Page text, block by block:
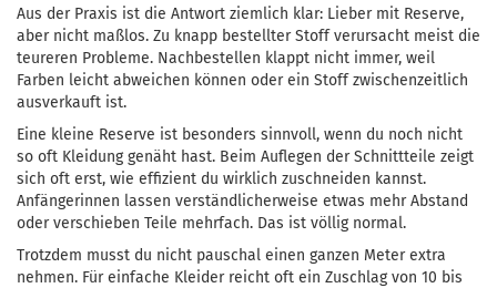
Aus der Praxis ist die Antwort ziemlich klar: Lieber mit Reserve,
aber nicht maßlos. Zu knapp bestellter Stoff verursacht meist die
teureren Probleme. Nachbestellen klappt nicht immer, weil
Farben leicht abweichen können oder ein Stoff zwischenzeitlich
ausverkauft ist.
Eine kleine Reserve ist besonders sinnvoll, wenn du noch nicht
so oft Kleidung genäht hast. Beim Auflegen der Schnittteile zeigt
sich oft erst, wie effizient du wirklich zuschneiden kannst.
Anfängerinnen lassen verständlicherweise etwas mehr Abstand
oder verschieben Teile mehrfach. Das ist völlig normal.
Trotzdem musst du nicht pauschal einen ganzen Meter extra
nehmen. Für einfache Kleider reicht oft ein Zuschlag von 10 bis